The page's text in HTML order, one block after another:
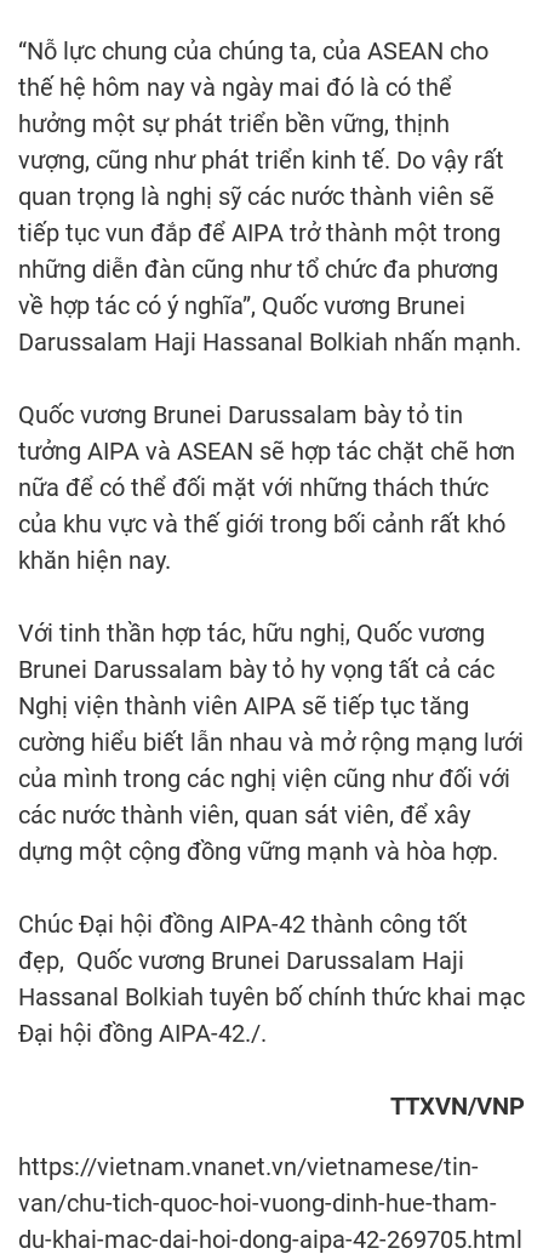
“Nỗ lực chung của chúng ta, của ASEAN cho
thế hệ hôm nay và ngày mai đó là có thể
hưởng một sự phát triển bền vững, thịnh
vượng, cũng như phát triển kinh tế. Do vậy rất
quan trọng là nghị sỹ các nước thành viên sẽ
tiếp tục vun đắp để AIPA trở thành một trong
những diễn đàn cũng như tổ chức đa phương
về hợp tác có ý nghĩa”, Quốc vương Brunei
Darussalam Haji Hassanal Bolkiah nhấn mạnh.
Quốc vương Brunei Darussalam bày tỏ tin
tưởng AIPA và ASEAN sẽ hợp tác chặt chẽ hơn
nữa để có thể đối mặt với những thách thức
của khu vực và thế giới trong bối cảnh rất khó
khăn hiện nay.
Với tinh thần hợp tác, hữu nghị, Quốc vương
Brunei Darussalam bày tỏ hy vọng tất cả các
Nghị viện thành viên AIPA sẽ tiếp tục tăng
cường hiểu biết lẫn nhau và mở rộng mạng lưới
của mình trong các nghị viện cũng như đối với
các nước thành viên, quan sát viên, để xây
dựng một cộng đồng vững mạnh và hòa hợp.
Chúc Đại hội đồng AIPA-42 thành công tốt
đẹp, Quốc vương Brunei Darussalam Haji
Hassanal Bolkiah tuyên bố chính thức khai mạc
Đại hội đồng AIPA-42./.
TTXVN/VNP
https://vietnam.vnanet.vn/vietnamese/tin-
van/chu-tich-quoc-hoi-vuong-dinh-hue-tham-
du-khai-mac-dai-hoi-dong-aipa-42-269705.html